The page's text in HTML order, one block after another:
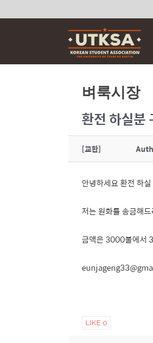
벼룩시장
환전 하실분
[교환]
안녕하세요 환전 하
저는 원화를 송금해
금액은 3000불에서
LIKE 0